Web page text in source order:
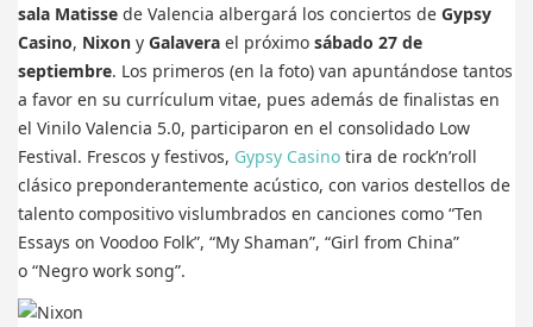
sala Matisse de Valencia albergará los conciertos de Gypsy
Casino, Nixon y Galavera el próximo sábado 27 de
septiembre. Los primeros (en la foto) van apuntándose tantos
a favor en su currículum vitae, pues además de finalistas en
el Vinilo Valencia 5.0, participaron en el consolidado Low
Festival. Frescos y festivos, Gypsy Casino tira de rock’n’roll
clásico preponderantemente acústico, con varios destellos de
talento compositivo vislumbrados en canciones como “Ten
Essays on Voodoo Folk”, “My Shaman”, “Girl from China”
o “Negro work song”.